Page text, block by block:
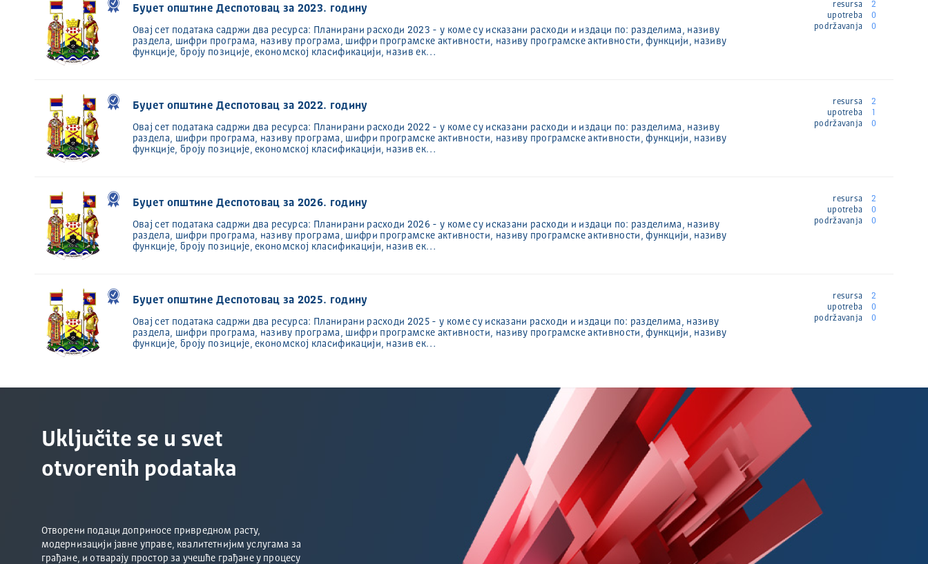
Буџет општине Деспотовац за 2023. годину
Oвај сет података садржи два ресурса: Планирани расходи 2023 - у коме су исказани расходи и издаци по: разделима, називу
раздела, шифри програма, називу програма, шифри програмске активности, називу програмске активности, функцији, називу
функције, броју позиције, економској класификацији, назив ек…
resursa
2
upotreba
0
podržavanja
0
Буџет општине Деспотовац за 2022. годину
Oвај сет података садржи два ресурса: Планирани расходи 2022 - у коме су исказани расходи и издаци по: разделима, називу
раздела, шифри програма, називу програма, шифри програмске активности, називу програмске активности, функцији, називу
функције, броју позиције, економској класификацији, назив ек…
resursa
2
upotreba
1
podržavanja
0
Буџет општине Деспотовац за 2026. годину
Oвај сет података садржи два ресурса: Планирани расходи 2026 - у коме су исказани расходи и издаци по: разделима, називу
раздела, шифри програма, називу програма, шифри програмске активности, називу програмске активности, функцији, називу
функције, броју позиције, економској класификацији, назив ек…
resursa
2
upotreba
0
podržavanja
0
Буџет општине Деспотовац за 2025. годину
Oвај сет података садржи два ресурса: Планирани расходи 2025 - у коме су исказани расходи и издаци по: разделима, називу
раздела, шифри програма, називу програма, шифри програмске активности, називу програмске активности, функцији, називу
функције, броју позиције, економској класификацији, назив ек…
resursa
2
upotreba
0
podržavanja
0
Uključite se u svet
otvorenih podataka
Отворени подаци доприносе привредном расту,
модернизацији јавне управе, квалитетнијим услугама за
грађане, и отварају простор за учешће грађане у процесу